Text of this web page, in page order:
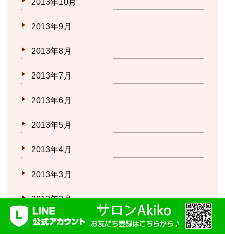
2013年9月
2013年8月
2013年7月
2013年6月
2013年5月
2013年4月
2013年3月
2013年2月
2013年1月